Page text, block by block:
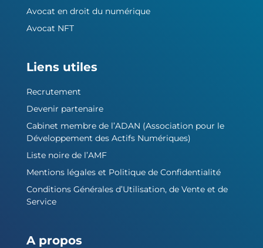
Avocat en droit du numérique
Avocat NFT
Liens utiles
Recrutement
Devenir partenaire
Cabinet membre de l’ADAN (Association pour le
Développement des Actifs Numériques)
Liste noire de l’AMF
Mentions légales et Politique de Confidentialité
Conditions Générales d’Utilisation, de Vente et de
Service
A propos